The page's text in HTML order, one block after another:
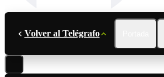
Volver al Telégrafo